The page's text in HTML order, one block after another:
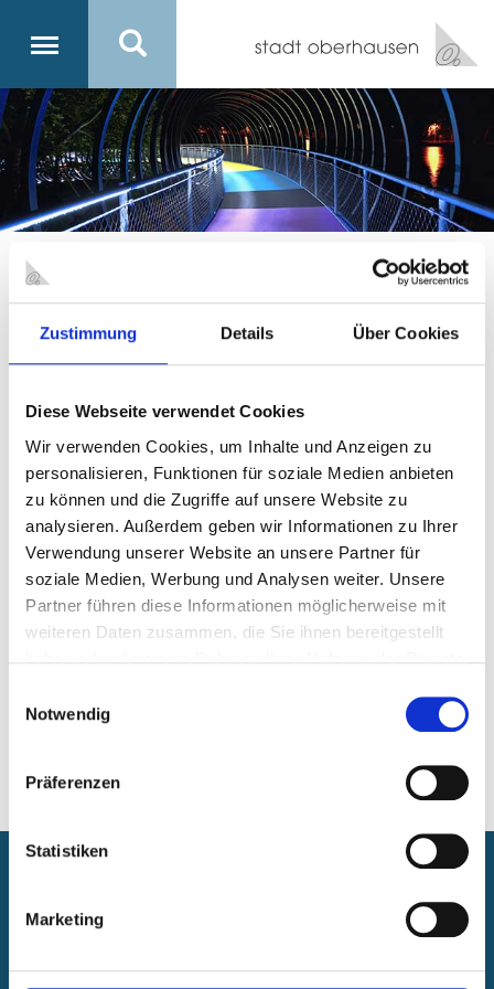
Zustimmung Details Über Cookies
Diese Webseite verwendet Cookies
Wir verwenden Cookies, um Inhalte und Anzeigen zu
personalisieren, Funktionen für soziale Medien anbieten
zu können und die Zugriffe auf unsere Website zu
analysieren. Außerdem geben wir Informationen zu Ihrer
Verwendung unserer Website an unsere Partner für
soziale Medien, Werbung und Analysen weiter. Unsere
Partner führen diese Informationen möglicherweise mit
weiteren Daten zusammen, die Sie ihnen bereitgestellt
Notwendig
Präferenzen
Statistiken
Marketing
STÄRKEN vor Ort im
Knappenviertel
Stadt Oberhausen
Koordinierungsstelle STÄRKEN vor Ort
Eva Fischer
Alte Heid 13
46047 Oberhausen
Tel.: 0208 825-3959
E-Mail:eva.fischer@oberhausen.de
Veranstaltungen